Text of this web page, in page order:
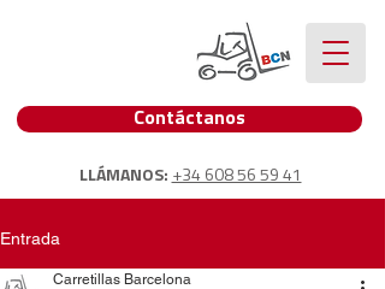
Contáctanos
LLÁMANOS: +34 608 56 59 41
Entrada
Carretillas Barcelona